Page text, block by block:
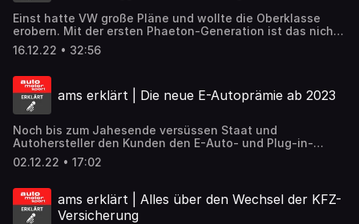
Einst hatte VW große Pläne und wollte die Oberklasse
erobern. Mit der ersten Phaeton-Generation ist das nicht
geglückt. Eine zweite sollte es richten. Doch dann kam
alles anders. Wir sind den Phaeton D2 gefahren, das VW-
Projektleiter gesprochen.
16.12.22 • 32:56
ams erklärt | Die neue E-Autoprämie ab 2023
Noch bis zum Jahesende versüssen Staat und
Autohersteller den Kunden den E-Auto- und Plug-in-
Hybird-Kauf mit saftigen Prämien. Doch ab 2023 ist damit
Schluss. Die E-Autoprämie wird gekürzt, die PHEV-Prämie
Auto-Förderung geknüpft sind, verrät Henning Busse in
der aktuellen Folge von auto motor und sport erklärt.
02.12.22 • 17:02
ams erklärt | Alles über den Wechsel der KFZ-
Versicherung